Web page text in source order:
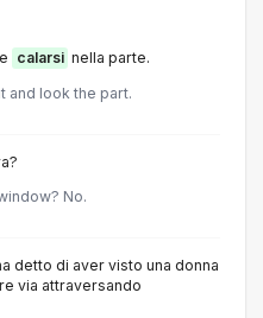
calarsi nella parte.
and look the part.
No.
detto di aver visto una donna
via attraversando